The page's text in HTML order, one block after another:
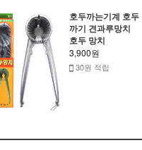
호두까는기계 호두
까기 견과루망치
호두 망치
3,900원
30원 적립